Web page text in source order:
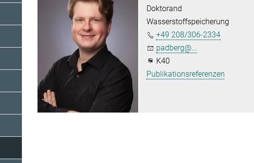
Doktorand
Wasserstoffspeicherung
+49 208/306-2334
padberg@...
K40
Publikationsreferenzen